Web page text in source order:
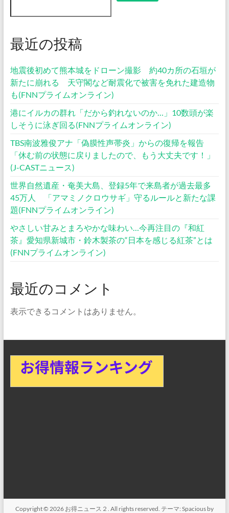
最近の投稿
地震後初めて熊本城をドローン撮影 約40カ所の石垣が
新たに崩れる 天守閣など耐震化で被害を免れた建造物
も(FNNプライムオンライン)
港にイルカの群れ「だから釣れないのか…」10数頭が楽
しそうに泳ぎ回る(FNNプライムオンライン)
TBS南波雅俊アナ「偽膜性声帯炎」からの復帰を報告
「休む前の状態に戻りましたので、もう大丈夫です！」
(J-CASTニュース)
世界自然遺産・奄美大島、登録5年で来島者が過去最多
45万人 「アマミノクロウサギ」守るルールと新たな課
題(FNNプライムオンライン)
やさしい甘みとまろやかな味わい…今再注目の『和紅
茶』愛知県新城市・鈴木製茶の“日本を感じる紅茶”とは
(FNNプライムオンライン)
最近のコメント
表示できるコメントはありません。
Copyright © 2026 お得ニュース２ . All rights reserved. テーマ: Spaciousby